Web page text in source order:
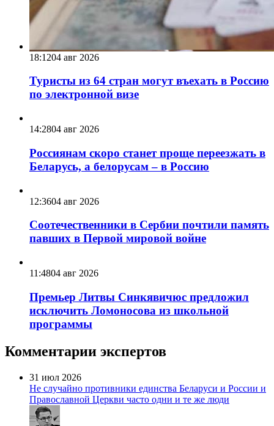
18:1204 авг 2026
Туристы из 64 стран могут въехать в Россию
по электронной визе
14:2804 авг 2026
Россиянам скоро станет проще переезжать в
Беларусь, а белорусам – в Россию
12:3604 авг 2026
Соотечественники в Сербии почтили память
павших в Первой мировой войне
11:4804 авг 2026
Премьер Литвы Синкявичюс предложил
исключить Ломоносова из школьной
программы
Комментарии экспертов
31 июл 2026
Не случайно противники единства Беларуси и России и
Православной Церкви часто одни и те же люди